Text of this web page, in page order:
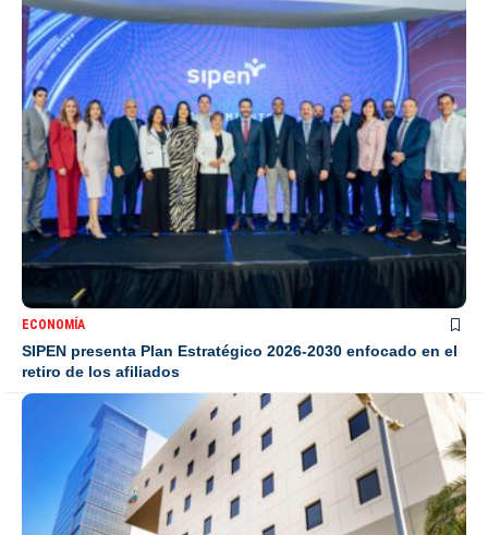
ECONOMÍA
SIPEN presenta Plan Estratégico 2026-2030 enfocado en el
retiro de los afiliados